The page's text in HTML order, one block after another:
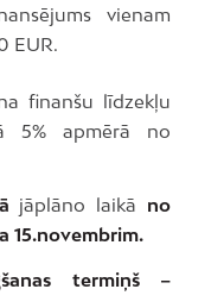
vienam
EUR.
finanšu līdzekļu
5% apmērā no
jāplāno laikā no
15.novembrim.
termiņš –